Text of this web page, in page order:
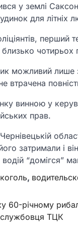
у землі
для літніх
перший
близько
можливий лише
втрачена
винною у
прав.
затримали і
водій “домігся”
,
60-річному
ТЦК